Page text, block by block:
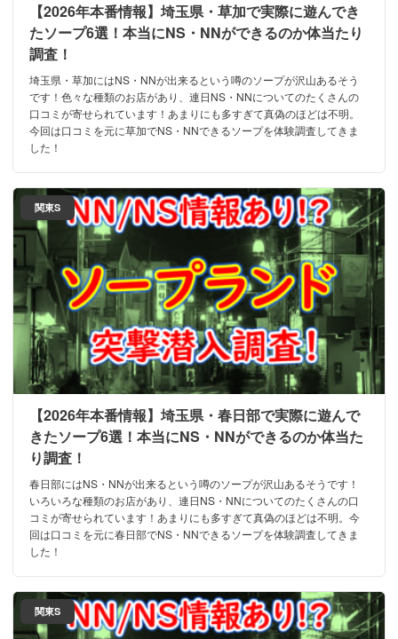
【2026年本番情報】埼玉県・草加で実際に遊んでき
たソープ6選！本当にNS・NNができるのか体当たり
調査！
埼玉県・草加にはNS・NNが出来るという噂のソープが沢山あるそう
です！色々な種類のお店があり、連日NS・NNについてのたくさんの
口コミが寄せられています！あまりにも多すぎて真偽のほどは不明。
今回は口コミを元に草加でNS・NNできるソープを体験調査してきま
した！
関東S
【2026年本番情報】埼玉県・春日部で実際に遊んで
きたソープ6選！本当にNS・NNができるのか体当た
り調査！
春日部にはNS・NNが出来るという噂のソープが沢山あるそうです！
いろいろな種類のお店があり、連日NS・NNについてのたくさんの口
コミが寄せられています！あまりにも多すぎて真偽のほどは不明。今
回は口コミを元に春日部でNS・NNできるソープを体験調査してきま
した！
関東S